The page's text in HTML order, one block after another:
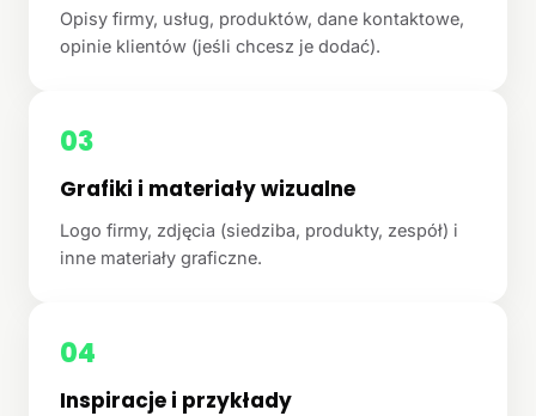
Opisy firmy, usług, produktów, dane kontaktowe,
opinie klientów (jeśli chcesz je dodać).
03
Grafiki i materiały wizualne
Logo firmy, zdjęcia (siedziba, produkty, zespół) i
inne materiały graficzne.
04
Inspiracje i przykłady